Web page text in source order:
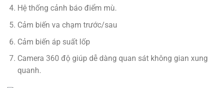
Hệ thống cảnh báo điểm mù.
Cảm biến va chạm trước/sau
Cảm biến áp suất lốp
Camera 360 độ giúp dễ dàng quan sát không gian xung
quanh.